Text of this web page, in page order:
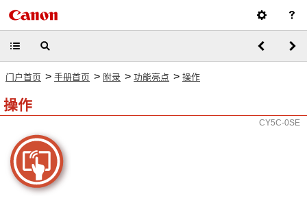
门户首页 > 手册首页 > 附录 > 功能亮点 > 操作
操作
CY5C-0SE